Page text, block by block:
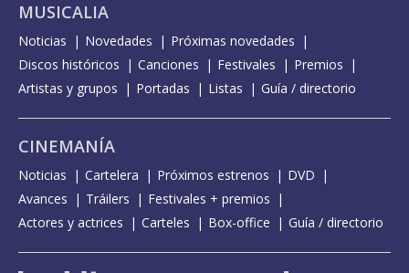
MUSICALIA
Noticias Novedades
Próximas novedades
Discos históricos
Canciones Festivales
Premios
Artistas y grupos
Portadas Listas Guía / directorio
CINEMANÍA
Noticias Cartelera Próximos estrenos
DVD
Avances
Tráilers
Festivales + premios
Actores y actrices
Carteles Box-office Guía / directorio